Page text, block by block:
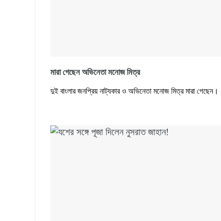
মারা গেছেন অভিনেতা মনোজ মিত্র
দুই বাংলার জনপ্রিয় নাট্যকার ও অভিনেতা মনোজ মিত্র মারা গেছেন।